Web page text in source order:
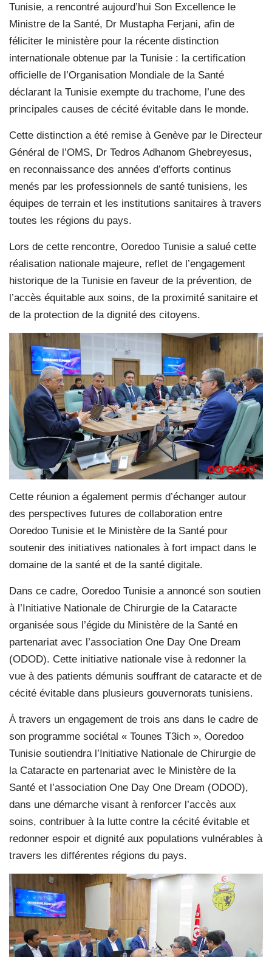
Tunisie, a rencontré aujourd’hui Son Excellence le
Ministre de la Santé, Dr Mustapha Ferjani, afin de
féliciter le ministère pour la récente distinction
internationale obtenue par la Tunisie : la certification
officielle de l’Organisation Mondiale de la Santé
déclarant la Tunisie exempte du trachome, l’une des
principales causes de cécité évitable dans le monde.
Cette distinction a été remise à Genève par le Directeur
Général de l’OMS, Dr Tedros Adhanom Ghebreyesus,
en reconnaissance des années d’efforts continus
menés par les professionnels de santé tunisiens, les
équipes de terrain et les institutions sanitaires à travers
toutes les régions du pays.
Lors de cette rencontre, Ooredoo Tunisie a salué cette
réalisation nationale majeure, reflet de l’engagement
historique de la Tunisie en faveur de la prévention, de
l’accès équitable aux soins, de la proximité sanitaire et
de la protection de la dignité des citoyens.
Cette réunion a également permis d’échanger autour
des perspectives futures de collaboration entre
Ooredoo Tunisie et le Ministère de la Santé pour
soutenir des initiatives nationales à fort impact dans le
domaine de la santé et de la santé digitale.
Dans ce cadre, Ooredoo Tunisie a annoncé son soutien
à l’Initiative Nationale de Chirurgie de la Cataracte
organisée sous l’égide du Ministère de la Santé en
partenariat avec l’association One Day One Dream
(ODOD). Cette initiative nationale vise à redonner la
vue à des patients démunis souffrant de cataracte et de
cécité évitable dans plusieurs gouvernorats tunisiens.
À travers un engagement de trois ans dans le cadre de
son programme sociétal « Tounes T3ich », Ooredoo
Tunisie soutiendra l’Initiative Nationale de Chirurgie de
la Cataracte en partenariat avec le Ministère de la
Santé et l’association One Day One Dream (ODOD),
dans une démarche visant à renforcer l’accès aux
soins, contribuer à la lutte contre la cécité évitable et
redonner espoir et dignité aux populations vulnérables à
travers les différentes régions du pays.